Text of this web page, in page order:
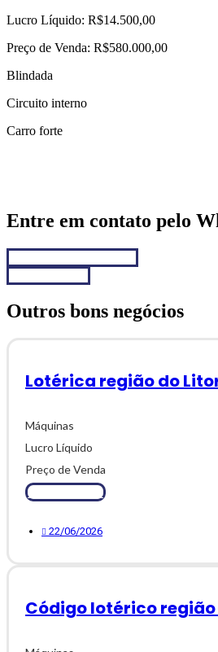
Lucro Líquido: R$14.500,00
Preço de Venda: R$580.000,00
Blindada
Circuito interno
Carro forte
Entre em contato pelo
Outros bons negócios
Lotérica região do
Máquinas
Lucro Líquido
Preço de Venda
Ver Detalhes
22/06/2026
Código lotérico região